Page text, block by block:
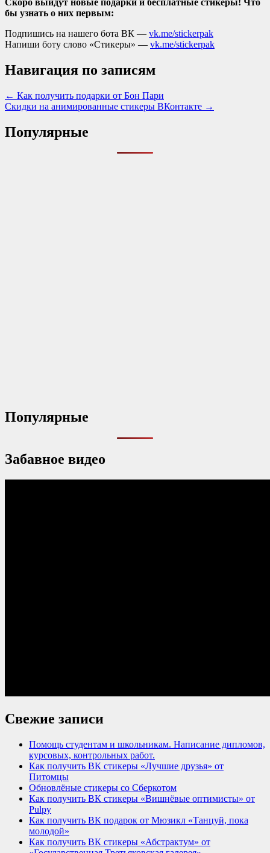
бы узнать о них первым:
Подпишись на нашего бота ВК — vk.me/stickerpak
Напиши боту слово «Стикеры» — vk.me/stickerpak
Навигация по записям
← Как получить подарки от Бон Пари
Скидки на анимированные стикеры ВКонтакте →
Популярные
Популярные
Забавное видео
Свежие записи
Помощь студентам и школьникам. Написание дипломов,
курсовых, контрольных работ.
Как получить ВК стикеры «Лучшие друзья» от
Питомцы
Обновлёные стикеры со Сберкотом
Как получить ВК стикеры «Вишнёвые оптимисты» от
Pulpy
Как получить ВК подарок от Мюзикл «Танцуй, пока
молодой»
Как получить ВК стикеры «Абстрактум» от